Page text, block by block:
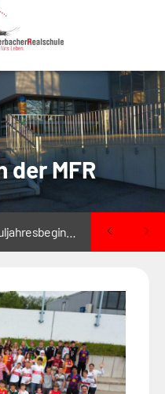
der MFR